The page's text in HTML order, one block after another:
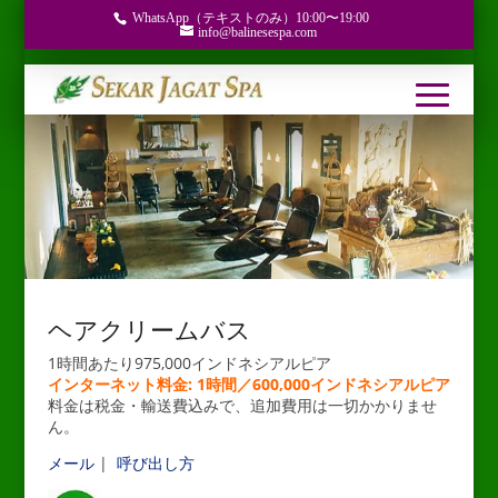
WhatsApp（テキストのみ）10:00〜19:00
info@balinesespa.com
ヘアクリームバス
1時間あたり975,000インドネシアルピア
インターネット料金: 1時間／600,000インドネシアルピア
料金は税金・輸送費込みで、追加費用は一切かかりませ
ん。
メール| 呼び出し方